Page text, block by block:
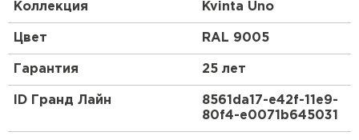
Коллекция Kvinta Uno
Цвет RAL 9005
Гарантия 25 лет
ID Гранд Лайн
8561da17-e42f-11e9-
80f4-e0071b645031